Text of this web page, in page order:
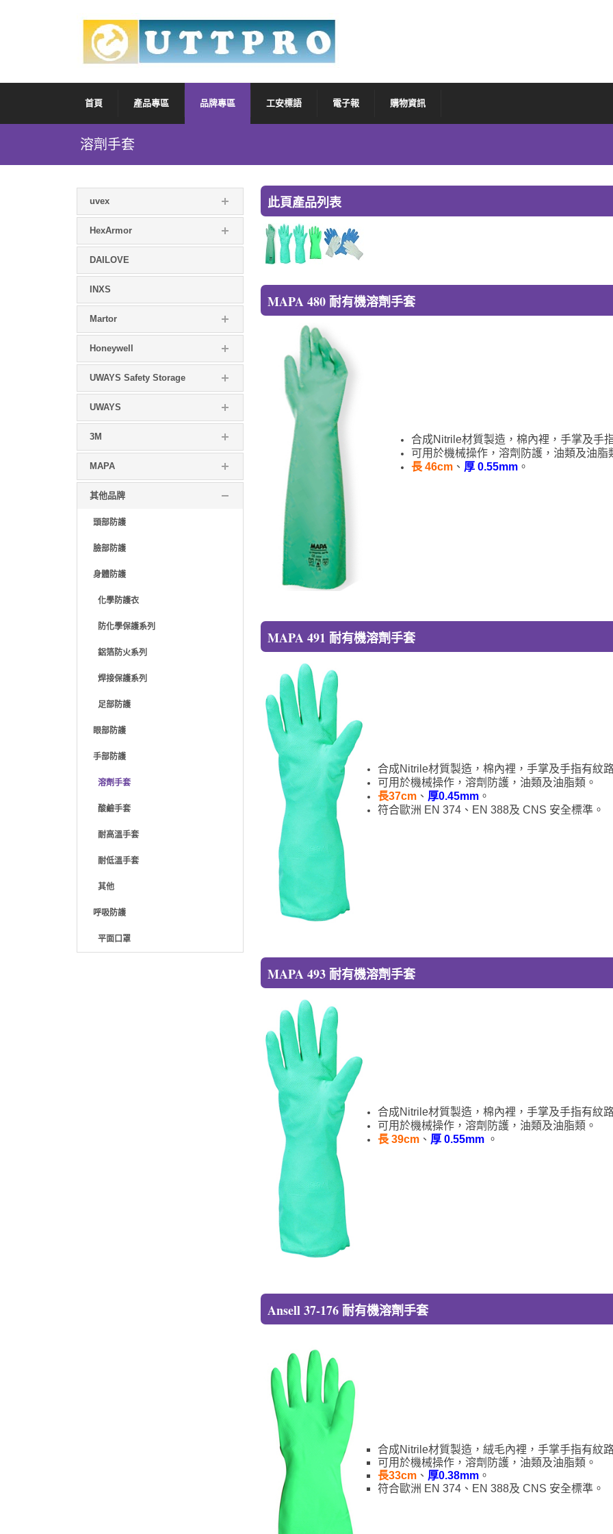
首頁 產品專區 品牌專區 工安標語 電子報 購物資訊
溶劑手套
uvex
HexArmor
DAILOVE
INXS
Martor
Honeywell
UWAYS Safety Storage
UWAYS
3M
MAPA
其他品牌
頭部防護
臉部防護
身體防護
化學防護衣
防化學保護系列
鋁箔防火系列
焊接保護系列
足部防護
眼部防護
手部防護
溶劑手套
酸鹼手套
耐高溫手套
耐低溫手套
其他
呼吸防護
平面口罩
此頁產品列表
MAPA 480 耐有機溶劑手套
合成Nitrile材質製造，棉內裡，手掌及手
可用於機械操作，溶劑防護，油類及油脂
長 46cm 、 厚 0.55mm 。
MAPA 491 耐有機溶劑手套
合成Nitrile材質製造，棉內裡，手掌及手指有紋
可用於機械操作，溶劑防護，油類及油脂類。
長37cm 、 厚0.45mm 。
符合歐洲 EN 374、EN 388及 CNS 安全標準。
MAPA 493 耐有機溶劑手套
合成Nitrile材質製造，棉內裡，手掌及手指有紋
可用於機械操作，溶劑防護，油類及油脂類。
長 39cm 、 厚 0.55mm 。
Ansell 37-176 耐有機溶劑手套
合成Nitrile材質製造，絨毛內裡，手掌手指有紋
可用於機械操作，溶劑防護，油類及油脂類。
長33cm 、 厚0.38mm 。
符合歐洲 EN 374、EN 388及 CNS 安全標準。